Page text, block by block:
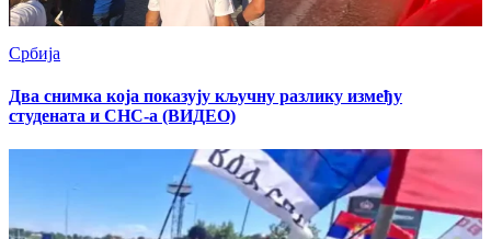
Србија
Два снимка која показују кључну разлику између
студената и СНС-а (ВИДЕО)